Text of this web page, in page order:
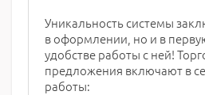
Уникальность системы
в оформлении, но и в
удобстве работы с ней!
предложения включают в
работы: